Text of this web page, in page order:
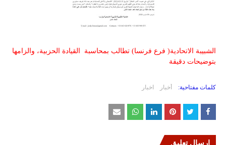
الشبيبة الاتحادية( فرع فرنسا) تطالب بمحاسبة القيادة الحزبية، والزامها
بتوضيحات دقيقة
كلمات مفتاحية: أخبار اخبار
إرسال تعليق